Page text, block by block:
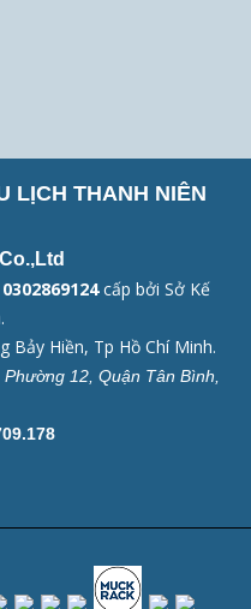
LỊCH THANH NIÊN
0302869124cấp bởi Sở Kế
Bảy Hiền, Tp Hồ Chí Minh.
12, Quận Tân Bình,